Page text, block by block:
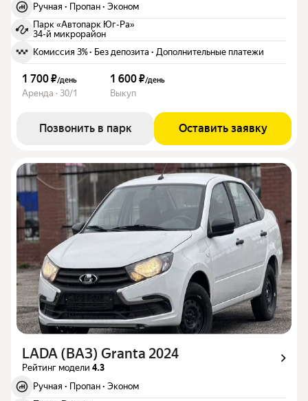
Ручная · Пропан · Эконом
Парк «Автопарк Юг-Ра»
34-й микрорайон
Комиссия 3%· Без депозита · Дополнительные платежи
1 700 ₽/день
Аренда · 30/1
1 600 ₽/день
Выкуп
Позвонить в парк Оставить заявку
LADA (ВАЗ) Granta 2024
Рейтинг модели 4.3
Ручная · Пропан · Эконом